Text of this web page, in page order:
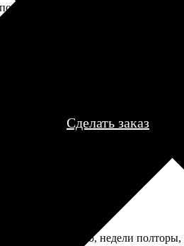
заказа к печати
могут связаться с Вами
телефону или email для
деталей.
Сделать заказ
долго, недели полторы,